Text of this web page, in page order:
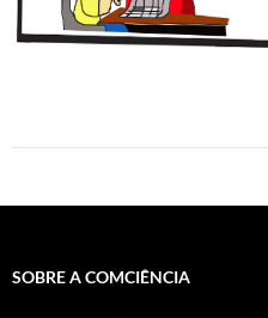
SOBRE A COMCIÊNCIA